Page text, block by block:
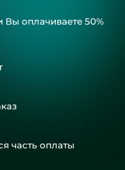
оплачиваете 50%
часть оплаты